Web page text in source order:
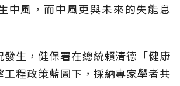
中風，而中風更與未來的失能息
發生，健保署在總統賴清德「健康
工程政策藍圖下，採納專家學者共